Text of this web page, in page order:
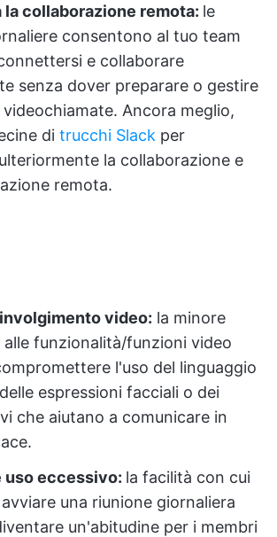
collaborazione remota: le
consentono al tuo team
e collaborare
senza dover preparare o gestire
Ancora meglio,
di trucchi Slack per
la collaborazione e
remota.
video: la minore
funzionalità/funzioni video
l'uso del linguaggio
espressioni facciali o dei
che aiutano a comunicare in
uso eccessivo: la facilità con cui
una riunione giornaliera
un'abitudine per i membri